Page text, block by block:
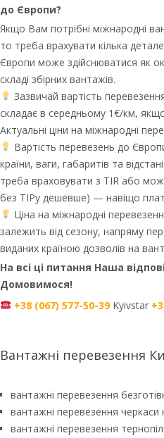
до Європи?
Якщо Вам потрібні міжнародні
то треба врахувати кілька
Європи може здійснюватися як
складі збірних вантажів.
Зазвичай вартість
складає в середньому 1€/км,
Актуальні ціни на міжнародні
Вартість перевезень до
країни, ваги, габаритів та
треба враховувати з TIR або
без ТІРу дешевше) — навіщо
Ціна на міжнародні
залежить від сезону, напряму
виданих країною дозволів на
На всі ці питання Наша
Домовимося!
+38 (067) 577-50-39Kyivstar
Вантажні перевезення
вантажні перевезення
вантажні перевезення черкаси
вантажні перевезення